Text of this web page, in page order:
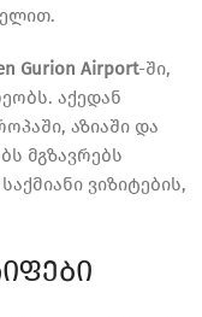
Gurion Airport-ში,
აქედან
აზიაში და
მგზავრებს
ვიზიტების,